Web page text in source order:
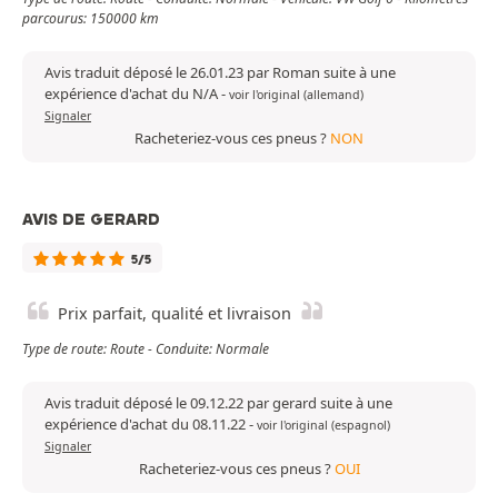
parcourus: 150000 km
Avis traduit déposé le 26.01.23 par Roman suite à une
expérience d'achat du N/A- voir l'original (allemand)
Signaler
Racheteriez-vous ces pneus ? NON
AVIS DE GERARD
5/5
Prix parfait, qualité et livraison
Type de route: Route - Conduite: Normale
Avis traduit déposé le 09.12.22 par gerard suite à une
expérience d'achat du 08.11.22- voir l'original (espagnol)
Signaler
Racheteriez-vous ces pneus ?OUI